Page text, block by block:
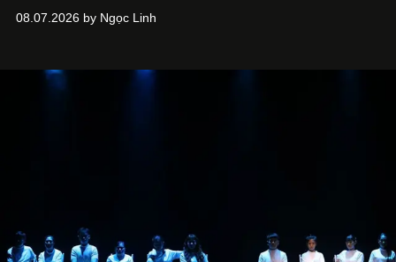
08.07.2026 by Ngọc Linh